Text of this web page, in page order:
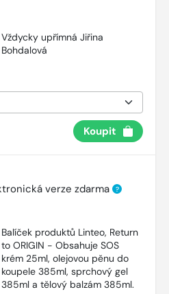
Vždycky upřímná Jiřina
Bohdalová
Koupit
verze zdarma ?
Balíček produktů Linteo, Return
to ORIGIN - Obsahuje SOS
krém 25ml, olejovou pěnu do
koupele 385ml, sprchový gel
385ml a tělový balzám 385ml.